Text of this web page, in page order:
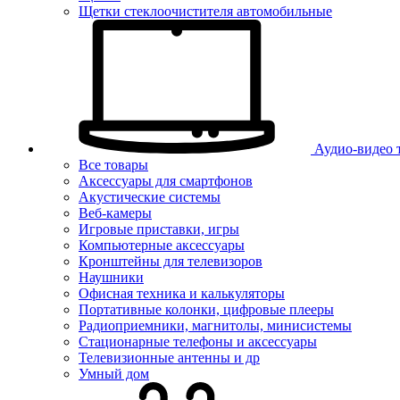
Щетки стеклоочистителя автомобильные
Аудио-видео
Все товары
Аксессуары для смартфонов
Акустические системы
Веб-камеры
Игровые приставки, игры
Компьютерные аксессуары
Кронштейны для телевизоров
Наушники
Офисная техника и калькуляторы
Портативные колонки, цифровые плееры
Радиоприемники, магнитолы, минисистемы
Стационарные телефоны и аксессуары
Телевизионные антенны и др
Умный дом